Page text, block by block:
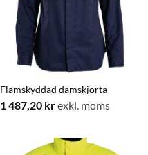
Flamskyddad damskjorta
1 487,20 krexkl. moms